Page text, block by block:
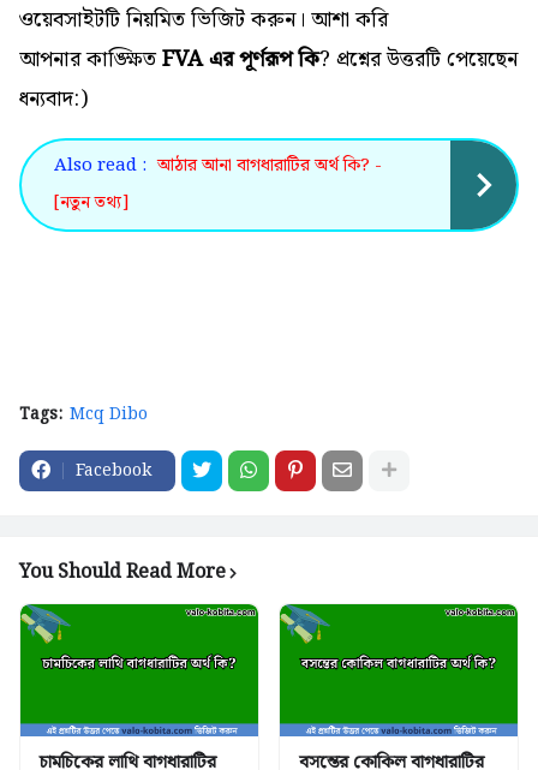
ওয়েবসাইটটি নিয়মিত ভিজিট করুন। আশা করি
আপনার কাঙ্ক্ষিতFVA এর পূর্ণরূপ কি? প্রশ্নের উত্তরটি পেয়েছেন
ধন্যবাদ:)
Also read : আঠার আনা বাগধারাটির অর্থ কি? -
[নতুন তথ্য]
Tags: Mcq Dibo
Facebook
You Should Read More
চামচিকের লাথি বাগধারাটির বসন্তের কোকিল বাগধারাটির